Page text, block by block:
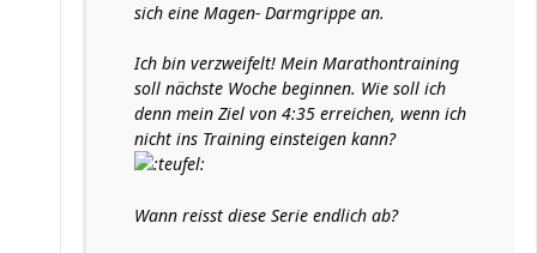
sich eine Magen- Darmgrippe an.
Ich bin verzweifelt! Mein Marathontraining
soll nächste Woche beginnen. Wie soll ich
denn mein Ziel von 4:35 erreichen, wenn ich
nicht ins Training einsteigen kann?
Wann reisst diese Serie endlich ab?